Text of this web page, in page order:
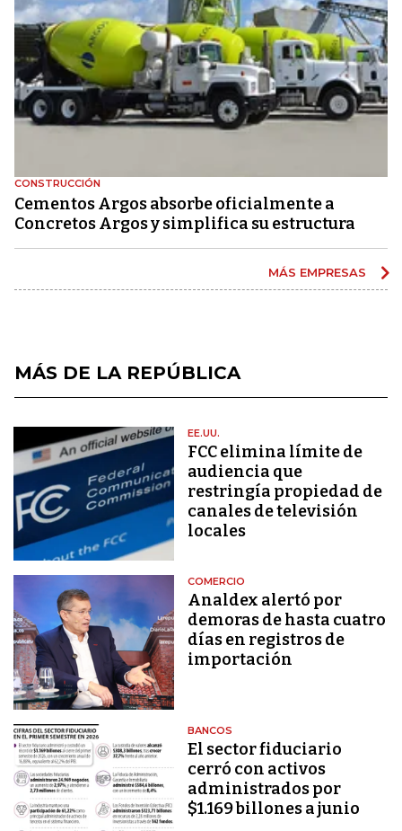
CONSTRUCCIÓN
Cementos Argos absorbe oficialmente a
Concretos Argos y simplifica su estructura
MÁS EMPRESAS
MÁS DE LA REPÚBLICA
EE.UU.
FCC elimina límite de
audiencia que
restringía propiedad de
canales de televisión
locales
COMERCIO
Analdex alertó por
demoras de hasta cuatro
días en registros de
importación
BANCOS
El sector fiduciario
cerró con activos
administrados por
$1.169 billones a junio